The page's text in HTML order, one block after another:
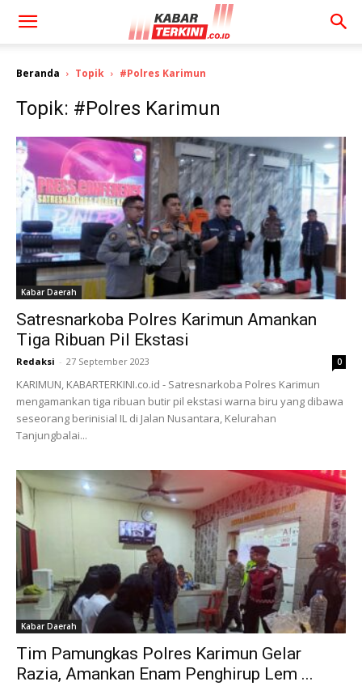
Beranda Topik #Polres Karimun
Topik: #Polres Karimun
Kabar Daerah
Satresnarkoba Polres Karimun Amankan
Tiga Ribuan Pil Ekstasi
Redaksi - 27 September 2023 0
KARIMUN, KABARTERKINI.co.id - Satresnarkoba Polres Karimun
mengamankan tiga ribuan butir pil ekstasi warna biru yang dibawa
seseorang berinisial IL di Jalan Nusantara, Kelurahan
Tanjungbalai...
Kabar Daerah
Tim Pamungkas Polres Karimun Gelar
Razia, Amankan Enam Penghirup Lem ...